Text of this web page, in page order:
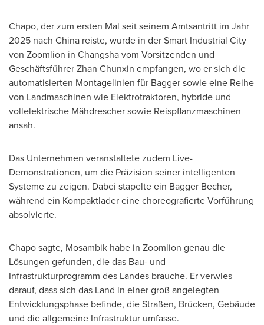
Chapo, der zum ersten Mal seit seinem Amtsantritt im Jahr
2025 nach China reiste, wurde in der Smart Industrial City
von Zoomlion in Changsha vom Vorsitzenden und
Geschäftsführer Zhan Chunxin empfangen, wo er sich die
automatisierten Montagelinien für Bagger sowie eine Reihe
von Landmaschinen wie Elektrotraktoren, hybride und
vollelektrische Mähdrescher sowie Reispflanzmaschinen
ansah.
Das Unternehmen veranstaltete zudem Live-
Demonstrationen, um die Präzision seiner intelligenten
Systeme zu zeigen. Dabei stapelte ein Bagger Becher,
während ein Kompaktlader eine choreografierte Vorführung
absolvierte.
Chapo sagte, Mosambik habe in Zoomlion genau die
Lösungen gefunden, die das Bau- und
Infrastrukturprogramm des Landes brauche. Er verwies
darauf, dass sich das Land in einer groß angelegten
Entwicklungsphase befinde, die Straßen, Brücken, Gebäude
und die allgemeine Infrastruktur umfasse.